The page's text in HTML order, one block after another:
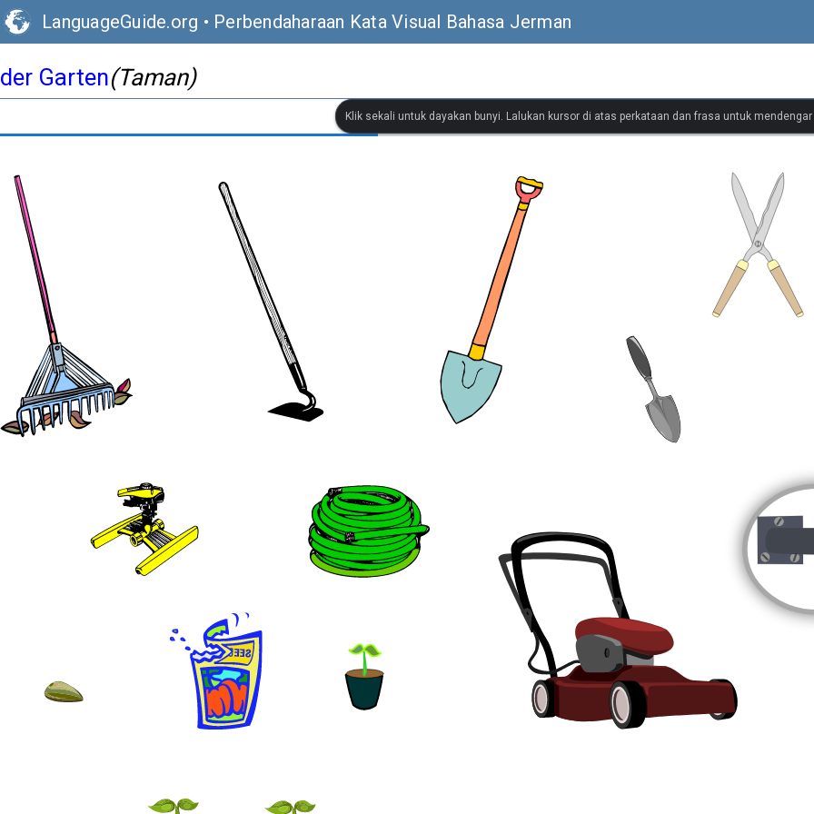
LanguageGuide.org • Perbendaharaan Kata Visual Bahasa Jerman
der Garten(Taman)
Klik sekali untuk dayakan bunyi. Lalukan kursor di atas perkataan dan frasa untuk